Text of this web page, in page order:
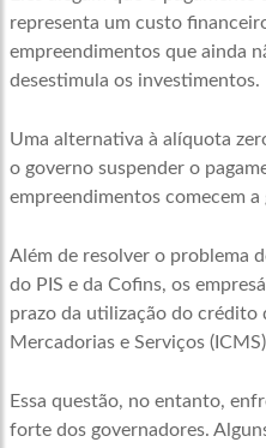
representa um custo
empreendimentos que ainda
desestimula os investimentos.
Uma alternativa à alíquota
o governo suspender o
empreendimentos comecem a
Além de resolver o problema
do PIS e da Cofins, os
prazo da utilização do crédito
Mercadorias e Serviços
Essa questão, no entanto,
forte dos governadores.